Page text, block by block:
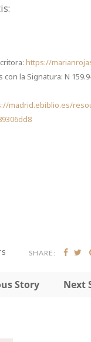
https://
con la Signatura: N
madrid.ebiblio.es/
SHARE:
Story Next